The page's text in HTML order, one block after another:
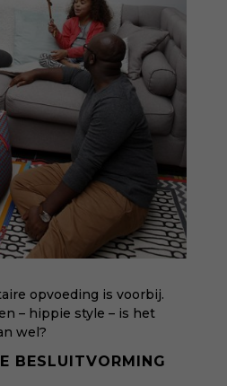
opvoeding is voorbij.
– hippie style – is het
wel?
BESLUITVORMING